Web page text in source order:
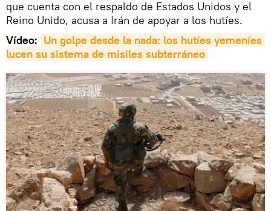
que cuenta con el respaldo de Estados Unidos y el
Reino Unido, acusa a Irán de apoyar a los hutíes.
Vídeo: Un golpe desde la nada: los hutíes yemeníes
lucen su sistema de misiles subterráneo